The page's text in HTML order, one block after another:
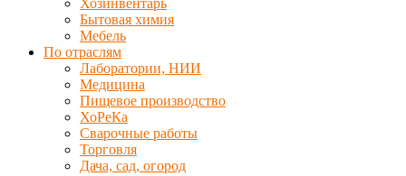
Бытовая химия
Мебель
По отраслям
Лаборатории, НИИ
Медицина
Пищевое производство
ХоРеКа
Сварочные работы
Торговля
Дача, сад, огород